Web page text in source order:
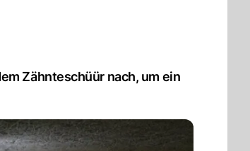
Zähnteschüür nach, um ein